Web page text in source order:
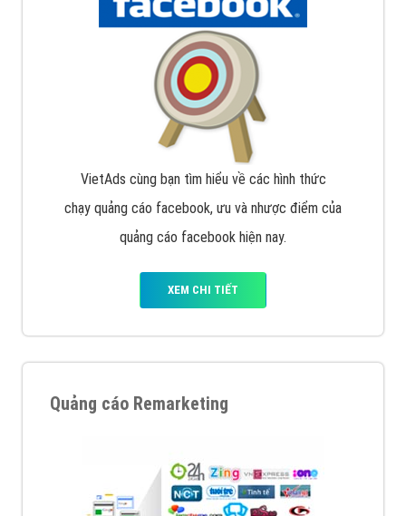
VietAds cùng bạn tìm hiểu về các hình thức
chạy quảng cáo facebook, ưu và nhược điểm của
quảng cáo facebook hiện nay.
XEM CHI TIẾT
Quảng cáo Remarketing